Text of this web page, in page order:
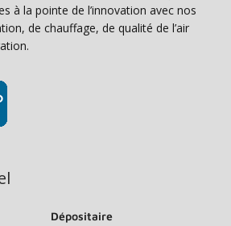
à la pointe de l’innovation avec nos
de chauffage, de qualité de l’air
Dépositaire